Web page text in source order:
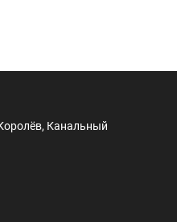
Канальный